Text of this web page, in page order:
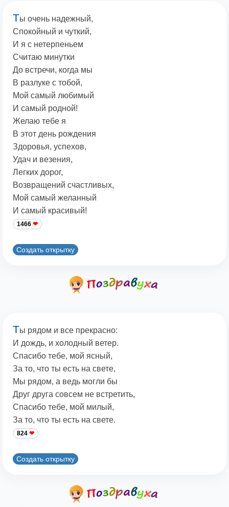
Ты очень надежный,
Спокойный и чуткий,
И я с нетерпеньем
Считаю минутки
До встречи, когда мы
В разлуке с тобой,
Мой самый любимый
И самый родной!
Желаю тебе я
В этот день рождения
Здоровья, успехов,
Удач и везения,
Легких дорог,
Возвращений счастливых,
Мой самый желанный
И самый красивый!
1466
Создать открытку
Ты рядом и все прекрасно:
И дождь, и холодный ветер.
Спасибо тебе, мой ясный,
За то, что ты есть на свете,
Мы рядом, а ведь могли бы
Друг друга совсем не встретить,
Спасибо тебе, мой милый,
За то, что ты есть на свете.
824
Создать открытку